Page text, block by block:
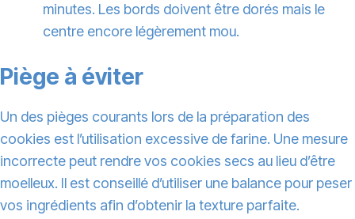
minutes. Les bords doivent être dorés mais le
centre encore légèrement mou.
Piège à éviter
Un des pièges courants lors de la préparation des
cookies est l’utilisation excessive de farine. Une mesure
incorrecte peut rendre vos cookies secs au lieu d’être
moelleux. Il est conseillé d’utiliser une balance pour peser
vos ingrédients afin d’obtenir la texture parfaite.